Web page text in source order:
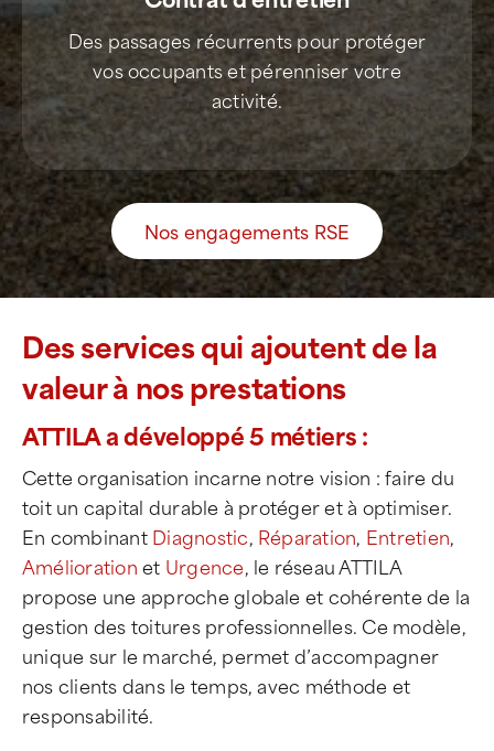
Contrat d’entretien
Des passages récurrents pour protéger
vos occupants et pérenniser votre
activité.
Nos engagements RSE
Des services qui ajoutent de la
valeur à nos prestations
ATTILA a développé 5 métiers :
Cette organisation incarne notre vision : faire du
toit un capital durable à protéger et à optimiser.
En combinant
Diagnostic , Réparation,Entretien,
Urgence , le réseau ATTILA
propose une approche globale et cohérente de la
gestion des toitures professionnelles. Ce modèle,
unique sur le marché, permet d’accompagner
nos clients dans le temps, avec méthode et
responsabilité.